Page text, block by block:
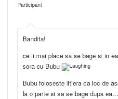
Participant
Bandita!
ce ii mai place sa se bage si in
sora cu Bubu
Bubu foloseste litiera ca loc de
la o parte si sa se bage dupa